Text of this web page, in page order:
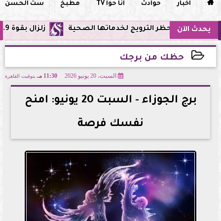
 أخبار حوادث أنا حوا TV مطبخ ست الحسن
يحدث الآن زلزال بقوة 5.9 ريختر يشعر به سكان القاهرة وعدة محافظات.. مركزه شرق البحر المتوسط وحظر الترويج لخدماتها الصحية
حظك من برجك
السبت، 20 يونيو 2026 11:30 مـ بتوقيت القاهرة
برج الجوزاء - السبت 20 يونيو: امنح
نفسك فرصة